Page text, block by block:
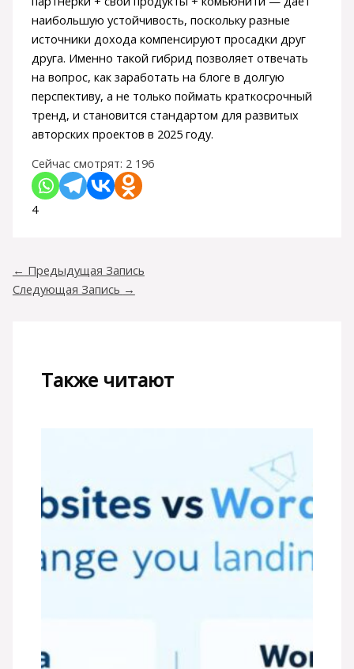
наибольшую устойчивость, поскольку разные
источники дохода компенсируют просадки друг
друга. Именно такой гибрид позволяет отвечать
на вопрос, как заработать на блоге в долгую
перспективу, а не только поймать краткосрочный
тренд, и становится стандартом для развитых
авторских проектов в 2025 году.
Сейчас смотрят: 2 196
4
← Предыдущая Запись
Следующая Запись →
Также читают